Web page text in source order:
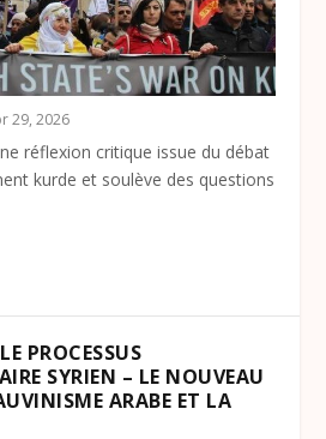
29, 2026
réflexion critique issue du débat
kurde et soulève des questions
PROCESSUS
SYRIEN – LE NOUVEAU
ARABE ET LA